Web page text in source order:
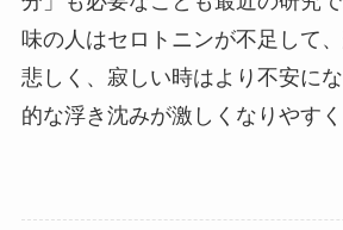
味の人はセロトニンが不足して
悲しく、寂しい時はより不安に
的な浮き沈みが激しくなりやすく